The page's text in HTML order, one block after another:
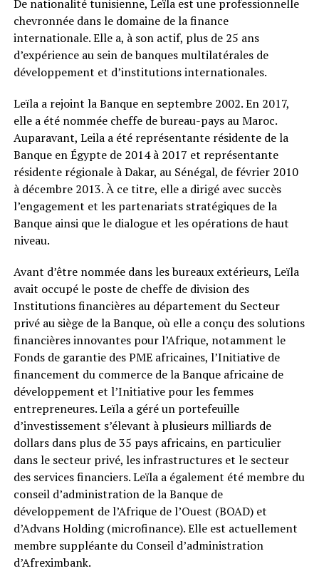
De nationalité tunisienne, Leïla est une professionnelle
chevronnée dans le domaine de la finance
internationale. Elle a, à son actif, plus de 25 ans
d’expérience au sein de banques multilatérales de
développement et d’institutions internationales.
Leïla a rejoint la Banque en septembre 2002. En 2017,
elle a été nommée cheffe de bureau-pays au Maroc.
Auparavant, Leila a été représentante résidente de la
Banque en Égypte de 2014 à 2017 et représentante
résidente régionale à Dakar, au Sénégal, de février 2010
à décembre 2013. À ce titre, elle a dirigé avec succès
l’engagement et les partenariats stratégiques de la
Banque ainsi que le dialogue et les opérations de haut
niveau.
Avant d’être nommée dans les bureaux extérieurs, Leïla
avait occupé le poste de cheffe de division des
Institutions financières au département du Secteur
privé au siège de la Banque, où elle a conçu des solutions
financières innovantes pour l’Afrique, notamment le
Fonds de garantie des PME africaines, l’Initiative de
financement du commerce de la Banque africaine de
développement et l’Initiative pour les femmes
entrepreneures. Leïla a géré un portefeuille
d’investissement s’élevant à plusieurs milliards de
dollars dans plus de 35 pays africains, en particulier
dans le secteur privé, les infrastructures et le secteur
des services financiers. Leïla a également été membre du
conseil d’administration de la Banque de
développement de l’Afrique de l’Ouest (BOAD) et
d’Advans Holding (microfinance). Elle est actuellement
membre suppléante du Conseil d’administration
d’Afreximbank.